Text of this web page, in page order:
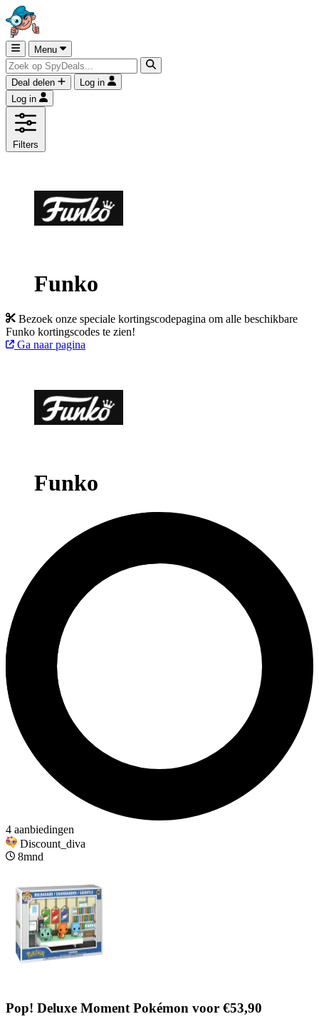
Menu
Deal delen
Log in
Log in
Filters
Funko
Bezoek onze speciale kortingscodepagina om alle beschikbare
Funko kortingscodes te zien!
Ga naar pagina
Funko
4 aanbiedingen
Discount_diva
8mnd
Pop! Deluxe Moment Pokémon voor €53,90